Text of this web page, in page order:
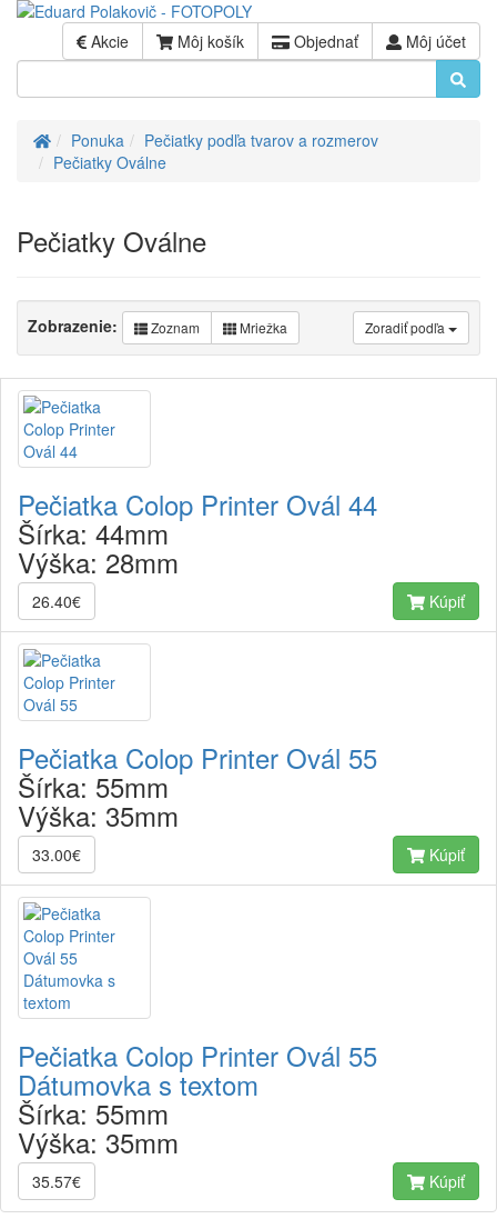
Akcie Môj košík Objednať Môj účet
ÚvodPonuka
Pečiatky podľa tvarov a rozmerov
Pečiatky Oválne
Pečiatky Oválne
Zoradiť podľa
Zobrazenie: Zoznam Mriežka
Pečiatka Colop Printer Ovál 44
Šírka: 44mm
Výška: 28mm
26.40€ Kúpiť
Pečiatka Colop Printer Ovál 55
Šírka: 55mm
Výška: 35mm
33.00€ Kúpiť
Pečiatka Colop Printer Ovál 55
Dátumovka s textom
Šírka: 55mm
Výška: 35mm
35.57€ Kúpiť